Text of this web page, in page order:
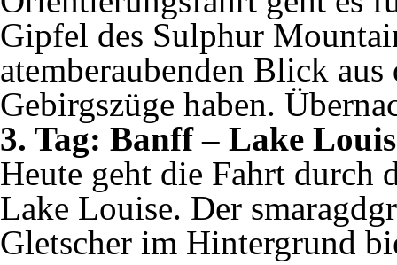
Gipfel des Sulphur
atemberaubenden Blick
Gebirgszüge haben.
3. Tag: Banff – Lake
Heute geht die Fahrt durch
Lake Louise. Der
Gletscher im Hintergrund